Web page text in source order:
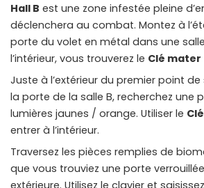
Hall B est une zone infestée pleine
déclenchera au combat. Montez à
porte du volet en métal dans une
l’intérieur, vous trouverez le Clé mater
Juste à l’extérieur du premier point
la porte de la salle B, recherchez une
lumières jaunes / orange. Utiliser le
entrer à l’intérieur.
Traversez les pièces remplies de
que vous trouviez une porte